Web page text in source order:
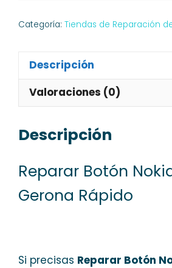
Categoría: Tiendas de Reparación
Descripción
Valoraciones (0)
Descripción
Reparar Botón
Gerona Rápido
Si precisas Reparar Botón